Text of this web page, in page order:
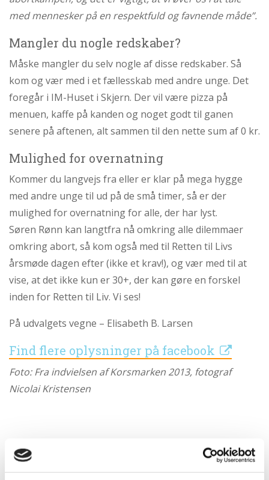
Nyhedsbrev
Nyheder
4.0:
Webshop
med mennesker på en respektfuld og favnende måde”.
Mangler du nogle redskaber?
Måske mangler du selv nogle af disse redskaber. Så
kom og vær med i et fællesskab med andre unge. Det
foregår i IM-Huset i Skjern. Der vil være pizza på
menuen, kaffe på kanden og noget godt til ganen
senere på aftenen, alt sammen til den nette sum af 0 kr.
Mulighed for overnatning
Kommer du langvejs fra eller er klar på mega hygge
med andre unge til ud på de små timer, så er der
mulighed for overnatning for alle, der har lyst.
Søren Rønn kan langtfra nå omkring alle dilemmaer
omkring abort, så kom også med til Retten til Livs
årsmøde dagen efter (ikke et krav!), og vær med til at
vise, at det ikke kun er 30+, der kan gøre en forskel
inden for Retten til Liv. Vi ses!
På udvalgets vegne – Elisabeth B. Larsen
Find flere oplysninger på facebook
Foto: Fra indvielsen af Korsmarken 2013, fotograf
Nicolai Kristensen
Oplysninger
Dato: